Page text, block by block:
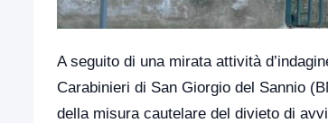
A seguito di una mirata attività
Carabinieri di San Giorgio del Sannio
della misura cautelare del divieto di